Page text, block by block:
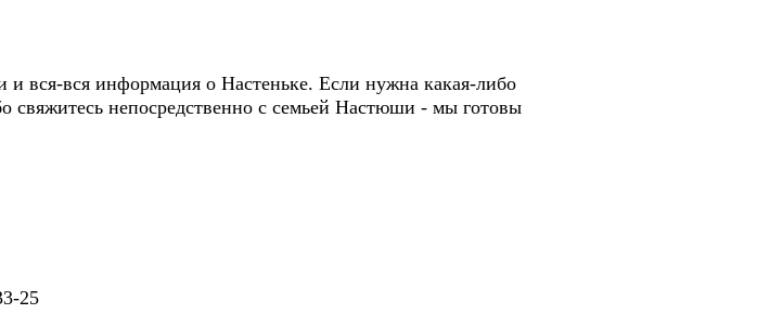
и вся-вся информация о Настеньке. Если нужна какая-либо
непосредственно с семьей Настюши - мы готовы
25